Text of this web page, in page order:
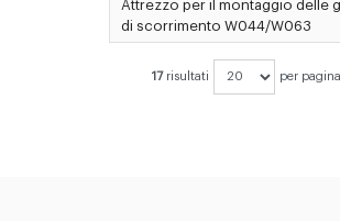
Attrezzo per il montaggio delle
di scorrimento W044/W063
17 risultati per pagina